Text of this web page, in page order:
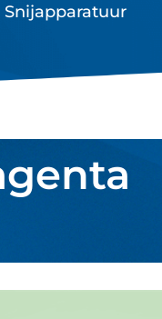
Snijapparatuur